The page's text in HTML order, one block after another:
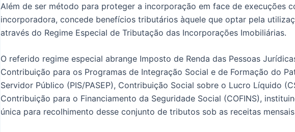
Além de ser método para proteger a incorporação em face de execuções
incorporadora, concede benefícios tributários àquele que optar pela
através do Regime Especial de Tributação das Incorporações Imobiliárias.
O referido regime especial abrange Imposto de Renda das Pessoas
Contribuição para os Programas de Integração Social e de Formação do
Servidor Público (PIS/PASEP), Contribuição Social sobre o Lucro Líquido
Contribuição para o Financiamento da Seguridade Social (COFINS),
única para recolhimento desse conjunto de tributos sob as receitas